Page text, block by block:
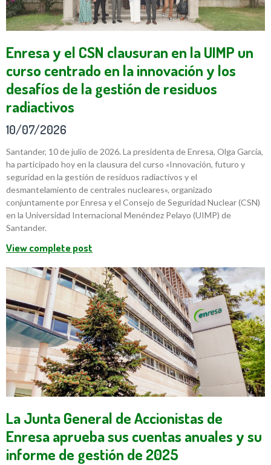
Enresa y el CSN clausuran en la UIMP un
curso centrado en la innovación y los
desafíos de la gestión de residuos
radiactivos
10/07/2026
Santander, 10 de julio de 2026. La presidenta de Enresa, Olga García,
ha participado hoy en la clausura del curso «Innovación, futuro y
seguridad en la gestión de residuos radiactivos y el
desmantelamiento de centrales nucleares», organizado
conjuntamente por Enresa y el Consejo de Seguridad Nuclear (CSN)
en la Universidad Internacional Menéndez Pelayo (UIMP) de
Santander.
View complete post
La Junta General de Accionistas de
Enresa aprueba sus cuentas anuales y su
informe de gestión de 2025